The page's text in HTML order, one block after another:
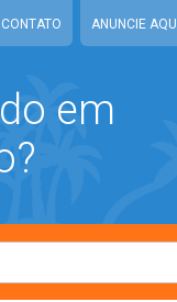
CONTATO ANUNCIE AQUI
em